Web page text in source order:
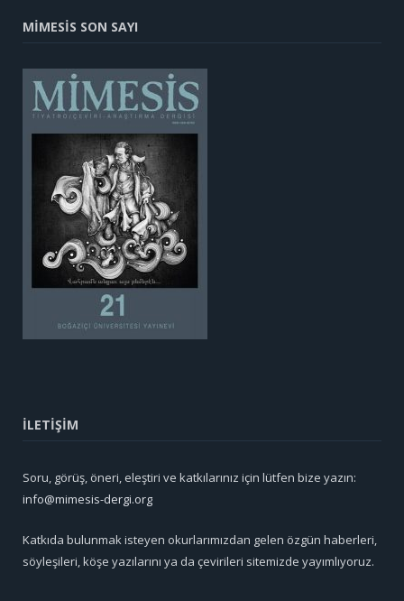
MİMESİS SON SAYI
İLETİŞİM
Soru, görüş, öneri, eleştiri ve katkılarınız için lütfen bize yazın:
info@mimesis-dergi.org
Katkıda bulunmak isteyen okurlarımızdan gelen özgün haberleri,
söyleşileri, köşe yazılarını ya da çevirileri sitemizde yayımlıyoruz.